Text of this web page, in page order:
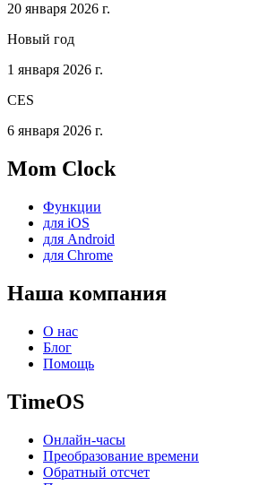
20 января 2026 г.
Новый год
1 января 2026 г.
CES
6 января 2026 г.
Mom Clock
Функции
для iOS
для Android
для Chrome
Наша компания
О нас
Блог
Помощь
TimeOS
Онлайн-часы
Преобразование времени
Обратный отсчет